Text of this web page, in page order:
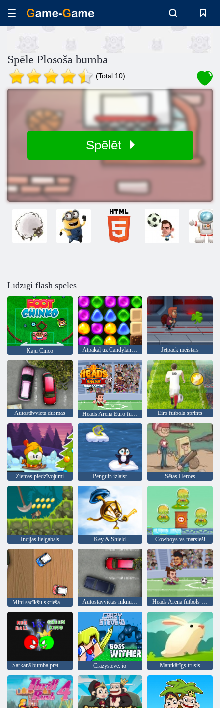
Spēle Plosoša bumba
(Total 10)
Spēlēt
Līdzīgi flash spēles
Kāju Cinco Atpakaļ uz Candyland 4: Lollipop Garden Jetpack meistars
Autostāvvieta dusmas Eiro futbola sprints
Ziemas piedzīvojumi Penguin izlaist Sētas Heroes
Indijas lielgabals Key & Shield Cowboys vs marsieši
Mini sacīkšu skriešanās Autostāvvietas niknums 2 Heads Arena futbols visas zvaigznes
Sarkanā bumba pret zaļo karali Crazysteve. io Mantkārīgs trusis